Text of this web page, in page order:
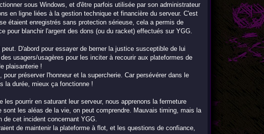
sous Windows, et d'être parfois utilisée par son administrateur
en ligne liées à la gestion technique et financière du serveur. C'est
étaient enregistrés sans protection sérieuse, cela a permis de
pour blanchir l'argent des dons (ou du racket) effectués sur YGG.
D'abord pour essayer de berner la justice susceptible de lui
usagers/usagères pour les inciter à recourir aux plateformes de
plaisanterie !
préserver l'honneur et la supercherie. Car persévérer dans le
la durée, mieux ça fonctionne !
pourrir en saturant leur serveur, nous apprenons la fermeture
les aléas de la vie, on peut comprendre. Mauvais timing, mais la
de cet incident concernant YGG.
de maintenir la plateforme à flot, et les questions de confiance,